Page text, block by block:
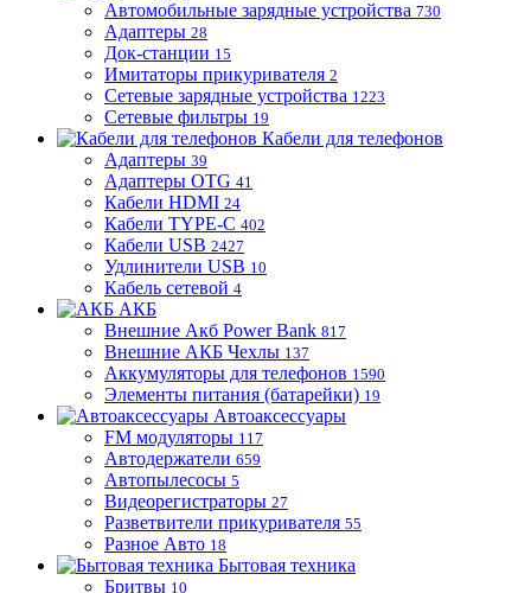
Автомобильные зарядные устройства 730
Адаптеры 28
Док-станции 15
Имитаторы прикуривателя 2
Сетевые зарядные устройства 1223
Сетевые фильтры 19
Кабели для телефонов
Адаптеры 39
Адаптеры OTG 41
Кабели HDMI 24
Кабели TYPE-C 402
Кабели USB 2427
Удлинители USB 10
Кабель сетевой 4
АКБ
Внешние Акб Power Bank 817
Внешние АКБ Чехлы 137
Аккумуляторы для телефонов 1590
Элементы питания (батарейки) 19
Автоаксессуары
FM модуляторы 117
Автодержатели 659
Автопылесосы 5
Видеорегистраторы 27
Разветвители прикуривателя 55
Разное Авто 18
Бытовая техника
Бритвы 10